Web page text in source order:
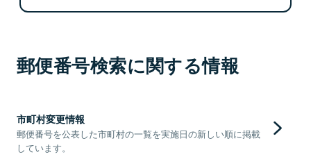
郵便番号検索に関する情報
市町村変更情報
郵便番号を公表した市町村の一覧を実施日の新しい順に掲載
しています。